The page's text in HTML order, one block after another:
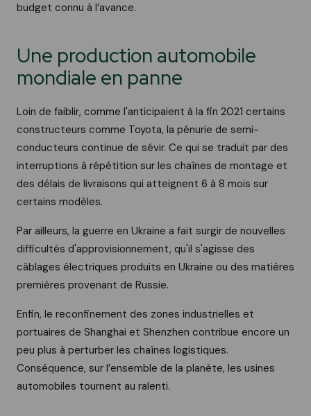
budget connu à l’avance.
Une production automobile
mondiale en panne
Loin de faiblir, comme l'anticipaient à la fin 2021 certains
constructeurs comme Toyota, la pénurie de semi-
conducteurs continue de sévir. Ce qui se traduit par des
interruptions à répétition sur les chaînes de montage et
des délais de livraisons qui atteignent 6 à 8 mois sur
certains modèles.
Par ailleurs, la guerre en Ukraine a fait surgir de nouvelles
difficultés d'approvisionnement, qu'il s'agisse des
câblages électriques produits en Ukraine ou des matières
premières provenant de Russie.
Enfin, le reconfinement des zones industrielles et
portuaires de Shanghai et Shenzhen contribue encore un
peu plus à perturber les chaînes logistiques.
Conséquence, sur l’ensemble de la planète, les usines
automobiles tournent au ralenti.